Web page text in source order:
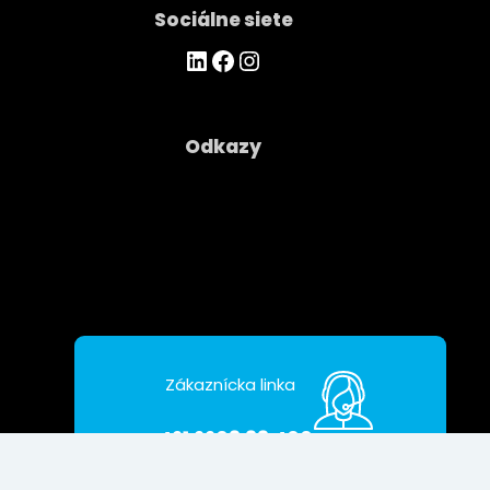
Sociálne siete
https://www.linkedin.com/company/asseco-ce-cloud/ Facebook Instagram
Odkazy
Zákaznícka linka
+421 2208 38 400